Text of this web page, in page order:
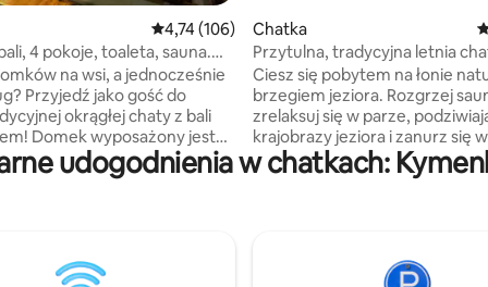
liczba recenzji: 42 Średnia ocena: 4,74 na 5, liczba recenzji: 106
4,74 (106)
4 pokoje, toaleta, sauna.
na wsi, a jednocześnie
Przyjedź jako gość do
okrągłej chaty z bali
jest
udogodnienia i toaletę.
się sauna opalana
drewnem i jak się w niej
nie ma prysznica. Tylko
Chatka
Przytulna, tradycyjna letnia
Ciesz się pobytem na łonie
brzegiem jeziora. Rozgrzej
zrelaksuj się w parze,
krajobrazy jeziora i zanurz się
wodzie jeziora. Park Narodowy Repovesi
znajduje się kilka kilometrów
domek grillowy, w którym
również spędzić noc. Na
udogodnienia w chatkach: